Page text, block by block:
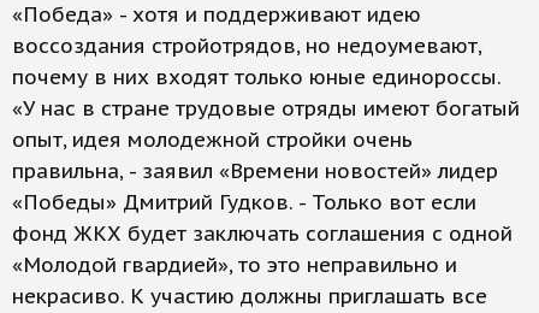
«Победа» - хотя и поддерживают идею
воссоздания стройотрядов, но недоумевают,
почему в них входят только юные единороссы.
«У нас в стране трудовые отряды имеют богатый
опыт, идея молодежной стройки очень
правильна, - заявил «Времени новостей» лидер
«Победы» Дмитрий Гудков. - Только вот если
фонд ЖКХ будет заключать соглашения с одной
«Молодой гвардией», то это неправильно и
некрасиво. К участию должны приглашать все